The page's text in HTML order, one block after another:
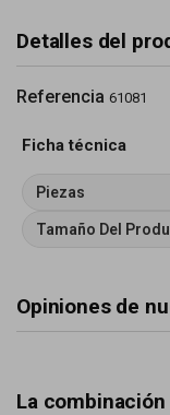
Detalles del
Referencia 61081
Ficha técnica
Piezas
Tamaño Del
Opiniones de
La